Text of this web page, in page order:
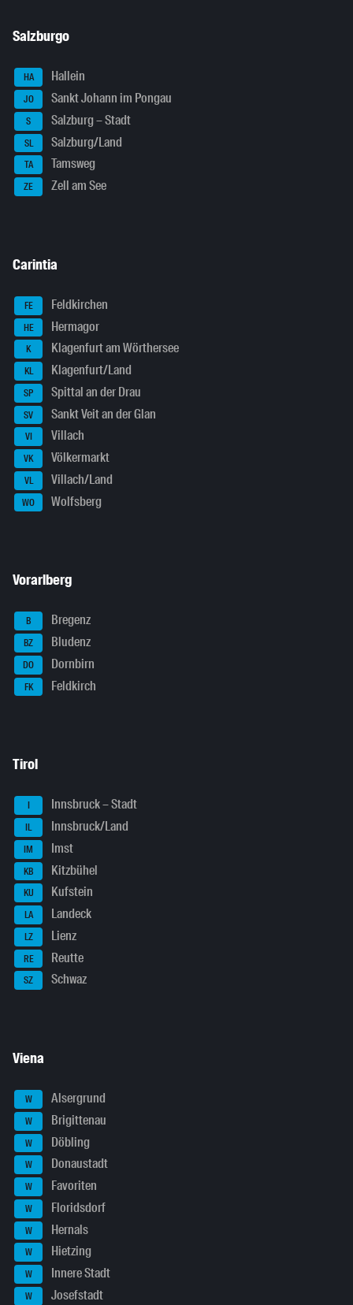
Salzburgo
HA Hallein
JO Sankt Johann im Pongau
S Salzburg – Stadt
SL Salzburg/Land
TA Tamsweg
ZE Zell am See
Carintia
FE Feldkirchen
HE Hermagor
K Klagenfurt am Wörthersee
KL Klagenfurt/Land
SP Spittal an der Drau
SV Sankt Veit an der Glan
VI Villach
VK Völkermarkt
VL Villach/Land
WO Wolfsberg
Vorarlberg
B Bregenz
BZ Bludenz
DO Dornbirn
FK Feldkirch
Tirol
I Innsbruck – Stadt
IL Innsbruck/Land
IM Imst
KB Kitzbühel
KU Kufstein
LA Landeck
LZ Lienz
RE Reutte
SZ Schwaz
Viena
W Alsergrund
W Brigittenau
W Döbling
W Donaustadt
W Favoriten
W Floridsdorf
W Hernals
W Hietzing
W Innere Stadt
W Josefstadt